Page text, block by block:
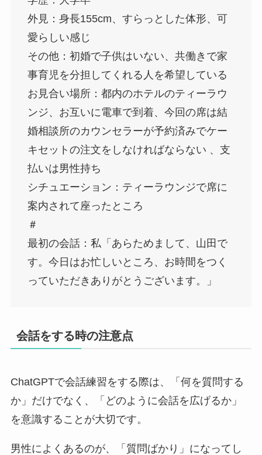
外見：身長155cm、すらっとした体形、可
愛らしい感じ
その他：初婚で子供はいない、共働きで家
事育児を分担してくれる人を希望している
お見合い場所：都内のホテルのティーラウ
ンジ、お互いに電車で到着、今回の席は結
婚相談所のカウンセラーが予約済みでケー
キセットの注文をしなければならない 、支
払いは男性持ち
シチュエーション：ティーラウンジで席に
案内されて座ったところ
＃
最初の会話：私「あらためまして、山田で
す。今日はお忙しいところ、お時間をつく
っていただきありがとうございます。」
会話をする時の注意点
ChatGPTで会話練習をする際は、「何を質問する
か」だけでなく、「どのように会話を広げるか」
を意識することが大切です。
男性によくあるのが、「質問ばかり」になってし